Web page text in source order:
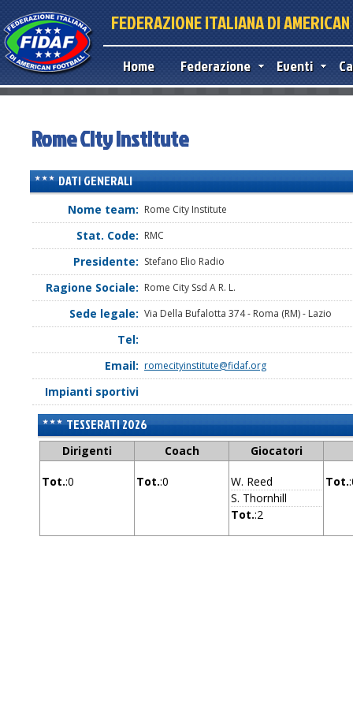
FEDERAZIONE ITALIANA DI
Home Federazione Eventi
Rome City Institute
DATI GENERALI
Nome team: Rome City Institute
Stat. Code: RMC
Presidente: Stefano Elio Radio
Ragione Sociale: Rome City Ssd A R. L.
Sede legale: Via Della Bufalotta 374 - Roma (RM) - Lazio
Tel:
Email: romecityinstitute@fidaf.org
Impianti sportivi
TESSERATI 2026
Dirigenti Coach Giocatori
Tot.:0 Tot.:0
W. Reed
S. Thornhill
Tot.:2
Tot.